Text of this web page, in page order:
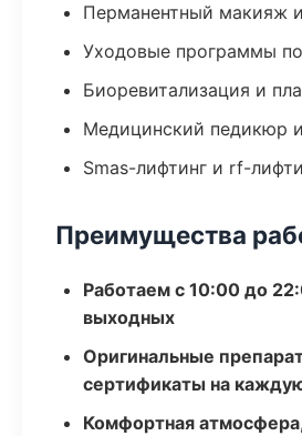
Перманентный макияж
Уходовые программы
Биоревитализация и
Медицинский педикюр
Smas-лифтинг и rf-
Преимущества
Работаем с 10:00 до
выходных
Оригинальные
сертификаты на
Комфортная